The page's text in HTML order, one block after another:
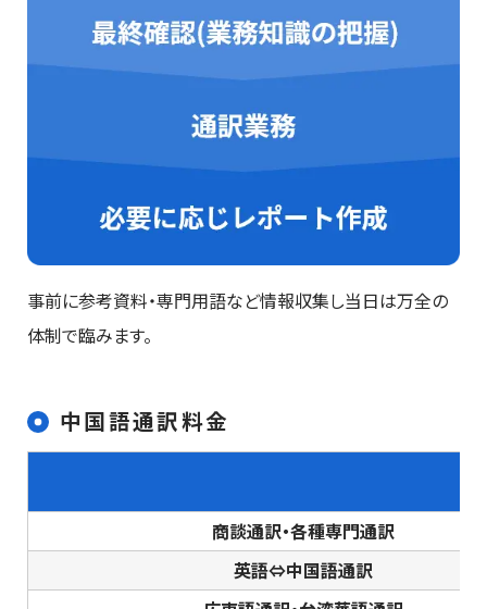
事前に参考資料・専門用語など情報収集し当日は万全の
体制で臨みます。
中国語通訳料金
商談通訳・各種専門通訳
英語⇔中国語通訳